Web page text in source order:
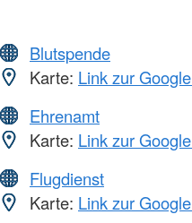
Blutspende
Karte: Link zur
Ehrenamt
Karte: Link zur
Flugdienst
Karte: Link zur